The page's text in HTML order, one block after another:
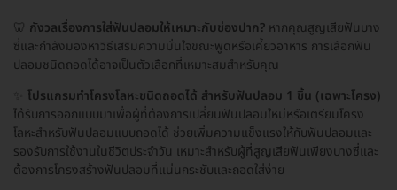
🦷 กังวลเรื่องการใส่ฟันปลอมให้เหมาะกับช่องปาก? หากคุณสูญเสียฟันบาง
ซี่และกำลังมองหาวิธีเสริมความมั่นใจขณะพูดหรือเคี้ยวอาหาร การเลือกฟัน
ปลอมชนิดถอดได้อาจเป็นตัวเลือกที่เหมาะสมสำหรับคุณ
โปรแกรมทำโครงโลหะชนิดถอดได้ สำหรับฟันปลอม 1 ชิ้น (เฉพาะโครง)
ได้รับการออกแบบมาเพื่อผู้ที่ต้องการเปลี่ยนฟันปลอมใหม่หรือเตรียมโครง
โลหะสำหรับฟันปลอมแบบถอดได้ ช่วยเพิ่มความแข็งแรงให้กับฟันปลอมและ
รองรับการใช้งานในชีวิตประจำวัน เหมาะสำหรับผู้ที่สูญเสียฟันเพียงบางซี่และ
ต้องการโครงสร้างฟันปลอมที่แน่นกระชับและถอดใส่ง่าย